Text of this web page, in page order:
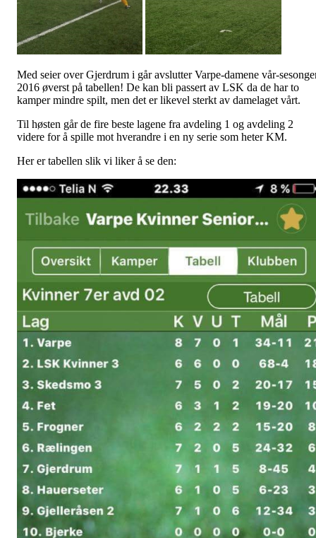
Med seier over Gjerdrum i går avslutter Varpe-damene vår-
2016 øverst på tabellen! De kan bli passert av LSK da de har to
kamper mindre spilt, men det er likevel sterkt av damelaget vårt.
Til høsten går de fire beste lagene fra avdeling 1 og avdeling 2
videre for å spille mot hverandre i en ny serie som heter KM.
Her er tabellen slik vi liker å se den: